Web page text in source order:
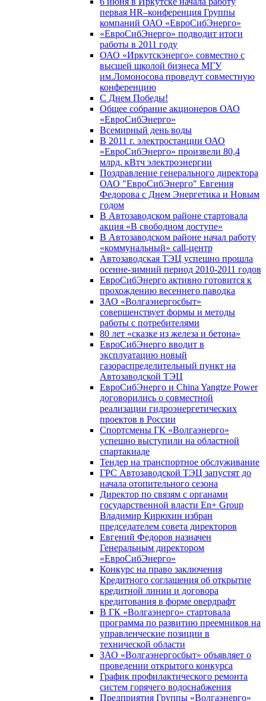
первая HR–конференция Группы
компаний ОАО «ЕвроСибЭнерго»
«ЕвроСибЭнерго» подводит итоги
работы в 2011 году
ОАО «Иркутскэнерго» совместно с
высшей школой бизнеса МГУ
им.Ломоносова проведут совместную
конференцию
С Днем Победы!
Общее собрание акционеров ОАО
«ЕвроСибЭнерго»
Всемирный день воды
В 2011 г. электростанции ОАО
«ЕвроСибЭнерго» произвели 80,4
млрд. кВтч электроэнергии
Поздравление генерального директора
ОАО "ЕвроСибЭнерго" Евгения
Федорова с Днем Энергетика и Новым
годом
В Автозаводском районе стартовала
акция «В свободном доступе»
В Автозаводском районе начал работу
«коммунальный» call-центр
Автозаводская ТЭЦ успешно прошла
осенне-зимний период 2010-2011 годов
ЕвроСибЭнерго активно готовится к
прохождению весеннего паводка
ЗАО «Волгаэнергосбыт»
совершенствует формы и методы
работы с потребителями
80 лет «сказке из железа и бетона»
ЕвроСибЭнерго вводит в
эксплуатацию новый
газораспределительный пункт на
Автозаводской ТЭЦ
ЕвроСибЭнерго и China Yangtze Power
договорились о совместной
реализации гидроэнергетических
проектов в России
Спортсмены ГК «Волгаэнерго»
успешно выступили на областной
спартакиаде
Тендер на транспортное обслуживание
ГРС Автозаводской ТЭЦ запустят до
начала отопительного сезона
Директор по связям с органами
государственной власти En+ Group
Владимир Кирюхин избран
председателем совета директоров
Евгений Федоров назначен
Генеральным директором
«ЕвроСибЭнерго»
Конкурс на право заключения
Кредитного соглашения об открытие
кредитной линии и договора
кредитования в форме овердрафт
В ГК «Волгаэнерго» стартовала
программа по развитию преемников на
управленческие позиции в
технической области
ЗАО «Волгаэнергосбыт» объявляет о
проведении открытого конкурса
График профилактического ремонта
систем горячего водоснабжения
Предприятия Группы «Волгаэнерго»